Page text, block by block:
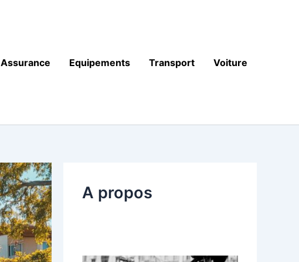
Assurance Equipements Transport Voiture
A propos